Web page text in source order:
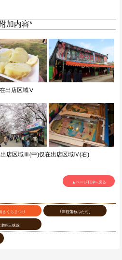
加内容*
出店区域Ⅴ
店区域Ⅲ(中)仅在出店区域Ⅳ(右)
▲ページTOPへ戻る
さくらまつり ｢津軽藩ねぷた村｣
津軽三味線